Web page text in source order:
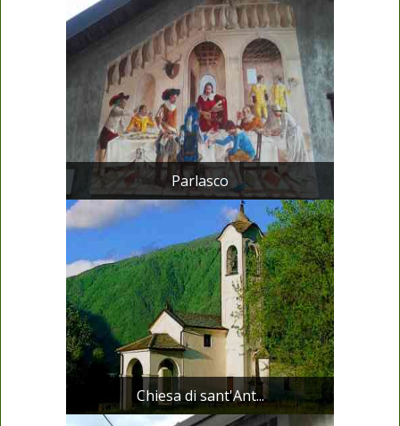
Parlasco
Chiesa di sant'Ant...